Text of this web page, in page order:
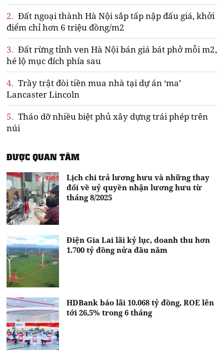
2. Đất ngoại thành Hà Nội sắp tấp nập đấu giá, khởi
điểm chỉ hơn 6 triệu đồng/m2
3. Đất rừng tỉnh ven Hà Nội bán giá bát phở mỗi m2,
hé lộ mục đích phía sau
4. Trầy trật đòi tiền mua nhà tại dự án ‘ma’
Lancaster Lincoln
5. Tháo dỡ nhiều biệt phủ xây dựng trái phép trên
núi
ĐƯỢC QUAN TÂM
Lịch chi trả lương hưu và những thay
đổi về uỷ quyền nhận lương hưu từ
tháng 8/2025
Điện Gia Lai lãi kỷ lục, doanh thu hơn
1.700 tỷ đồng nửa đầu năm
HDBank báo lãi 10.068 tỷ đồng, ROE lên
tới 26,5% trong 6 tháng